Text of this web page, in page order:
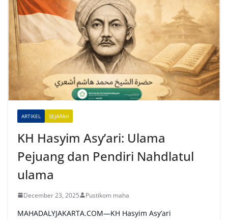
t
v
ARTIKEL SEJARAH
KH Hasyim Asy’ari: Ulama
Pejuang dan Pendiri Nahdlatul
ulama
December 23, 2025 Pustikom maha
MAHADALYJAKARTA.COM—KH Hasyim Asy’ari